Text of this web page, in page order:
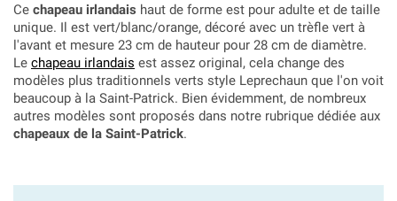
Ce chapeau irlandais haut de forme est pour adulte et de taille
unique. Il est vert/blanc/orange, décoré avec un trèfle vert à
l'avant et mesure 23 cm de hauteur pour 28 cm de diamètre.
Le chapeau irlandais est assez original, cela change des
modèles plus traditionnels verts style Leprechaun que l'on voit
beaucoup à la Saint-Patrick. Bien évidemment, de nombreux
autres modèles sont proposés dans notre rubrique dédiée aux
chapeaux de la Saint-Patrick.